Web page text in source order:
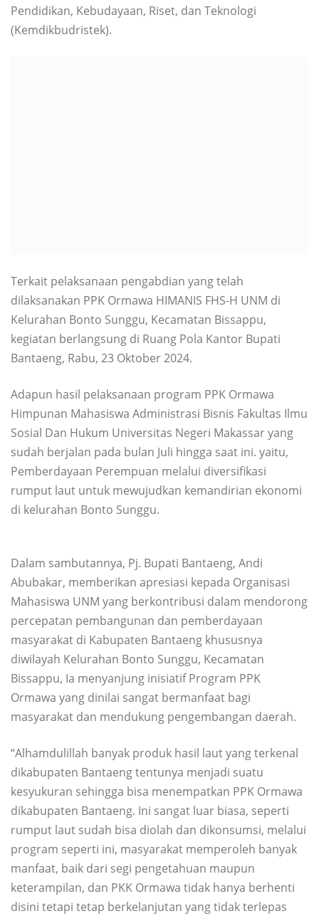
Pendidikan, Kebudayaan, Riset, dan Teknologi
(Kemdikbudristek).
Terkait pelaksanaan pengabdian yang telah
dilaksanakan PPK Ormawa HIMANIS FHS-H UNM di
Kelurahan Bonto Sunggu, Kecamatan Bissappu,
kegiatan berlangsung di Ruang Pola Kantor Bupati
Bantaeng, Rabu, 23 Oktober 2024.
Adapun hasil pelaksanaan program PPK Ormawa
Himpunan Mahasiswa Administrasi Bisnis Fakultas Ilmu
Sosial Dan Hukum Universitas Negeri Makassar yang
sudah berjalan pada bulan Juli hingga saat ini. yaitu,
Pemberdayaan Perempuan melalui diversifikasi
rumput laut untuk mewujudkan kemandirian ekonomi
di kelurahan Bonto Sunggu.
Dalam sambutannya, Pj. Bupati Bantaeng, Andi
Abubakar, memberikan apresiasi kepada Organisasi
Mahasiswa UNM yang berkontribusi dalam mendorong
percepatan pembangunan dan pemberdayaan
masyarakat di Kabupaten Bantaeng khususnya
diwilayah Kelurahan Bonto Sunggu, Kecamatan
Bissappu, Ia menyanjung inisiatif Program PPK
Ormawa yang dinilai sangat bermanfaat bagi
masyarakat dan mendukung pengembangan daerah.
“Alhamdulillah banyak produk hasil laut yang terkenal
dikabupaten Bantaeng tentunya menjadi suatu
kesyukuran sehingga bisa menempatkan PPK Ormawa
dikabupaten Bantaeng. Ini sangat luar biasa, seperti
rumput laut sudah bisa diolah dan dikonsumsi, melalui
program seperti ini, masyarakat memperoleh banyak
manfaat, baik dari segi pengetahuan maupun
keterampilan, dan PKK Ormawa tidak hanya berhenti
disini tetapi tetap berkelanjutan yang tidak terlepas